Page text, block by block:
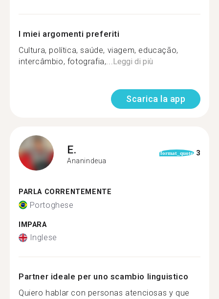
I miei argomenti preferiti
Cultura, política, saúde, viagem, educação,
intercâmbio, fotografia,...Leggi di più
Scarica la app
E.
Ananindeua
format_quote 3
PARLA CORRENTEMENTE
Portoghese
IMPARA
Inglese
Partner ideale per uno scambio linguistico
Quiero hablar con personas atenciosas y que